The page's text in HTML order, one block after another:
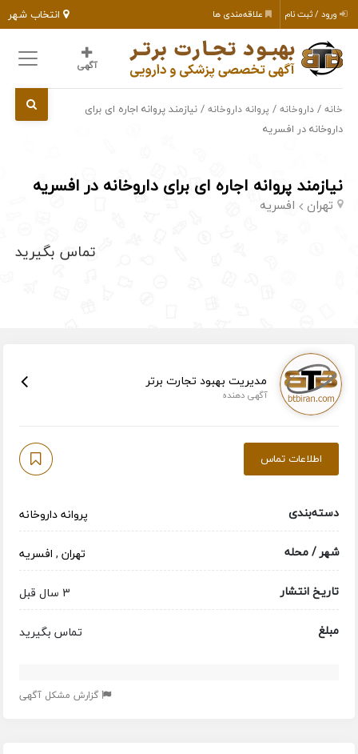
انتخاب شهر ورود / ثبت نام علاقه‌مندی ها
آگهی
خانه /داروخانه / پروانه داروخانه / نیازمند پروانه اجاره ای برای
داروخانه در افسریه
نیازمند پروانه اجاره ای برای داروخانه در افسریه
تهران افسریه
تماس بگیرید
مدیریت بهبود تجارت برتر
آگهی دهنده
اطلاعات تماس
دسته‌بندی
پروانه داروخانه
شهر / محله
تهران, افسریه
تاریخ انتشار
3 سال قبل
مبلغ
تماس بگیرید
گزارش مشکل آگهی